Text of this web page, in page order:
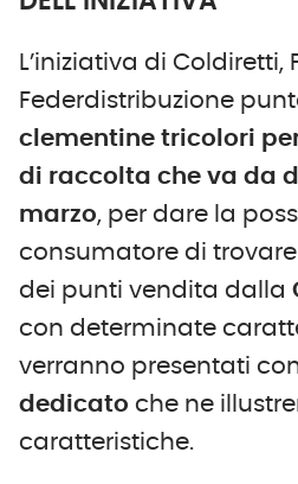
L’iniziativa di Coldiretti,
Federdistribuzione
clementine tricolori
di raccolta che va da
marzo, per dare la
consumatore di
dei punti vendita dalla
con determinate
verranno presentati
dedicato che ne
caratteristiche.